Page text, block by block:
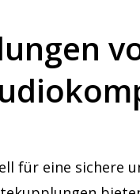
für eine sichere